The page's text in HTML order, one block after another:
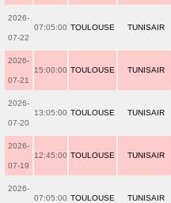
2026-
07-22
07:05:00 TOULOUSE TUNISAIR
2026-
07-21
15:00:00 TOULOUSE TUNISAIR
2026-
07-20
13:05:00 TOULOUSE TUNISAIR
2026-
07-19
12:45:00 TOULOUSE TUNISAIR
2026-
07:05:00 TOULOUSE TUNISAIR